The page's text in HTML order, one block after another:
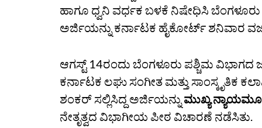
ಹಾಗೂ ಧ್ವನಿ ವರ್ಧಕ ಬಳಕೆ ನಿಷೇಧಿಸಿ ಬೆಂಗಳೂರು
ಅರ್ಜಿಯನ್ನು ಕರ್ನಾಟಕ ಹೈಕೋರ್ಟ್ ಶನಿವಾರ
ಆಗಸ್ಟ್‌ 14ರಂದು ಬೆಂಗಳೂರು ಪಶ್ಚಿಮ ವಿಭಾಗದ
ಕರ್ನಾಟಕ ಲಘು ಸಂಗೀತ ಮತ್ತು
ಶಂಕರ್‌ ಸಲ್ಲಿಸಿದ್ದ ಅರ್ಜಿಯನ್ನು ಮುಖ್ಯ
ನೇತೃತ್ವದ ವಿಭಾಗೀಯ ಪೀಠ ವಿಚಾರಣೆ ನಡೆಸಿತು.